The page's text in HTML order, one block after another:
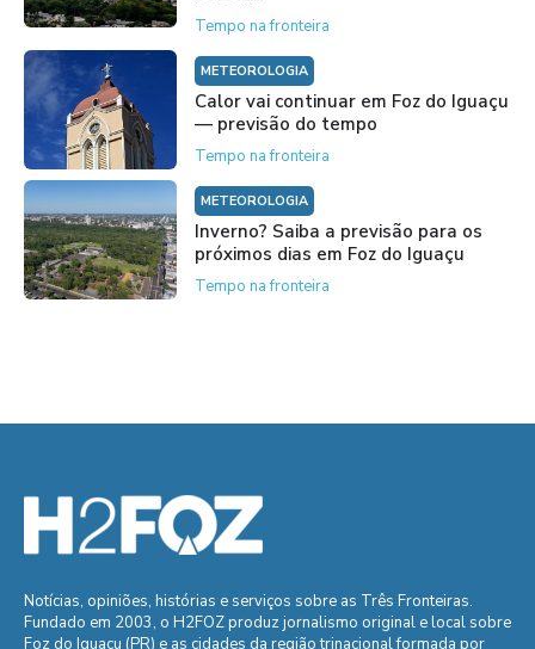
Tempo na fronteira
METEOROLOGIA
Calor vai continuar em Foz do Iguaçu
— previsão do tempo
Tempo na fronteira
METEOROLOGIA
Inverno? Saiba a previsão para os
próximos dias em Foz do Iguaçu
Tempo na fronteira
Notícias, opiniões, histórias e serviços sobre as Três Fronteiras.
Fundado em 2003, o H2FOZ produz jornalismo original e local sobre